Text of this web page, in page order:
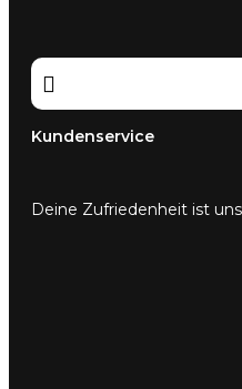

Kundenservice
Deine Zufriedenheit ist